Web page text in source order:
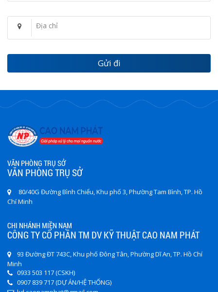
Địa chỉ
VĂN PHÒNG TRỤ SỞ
VĂN PHÒNG TRỤ SỞ
80/40G Đường Bình Chiểu, Khu phố 3, Phường Tam Bình, TP. Hồ
Chí Minh
CHI NHÁNH MIỀN NAM
CÔNG TY CỔ PHẦN TM DV KỸ THUẬT CAO NAM PHÁT
93 Đường ĐT 743C, Khu phố Đông Tân, Phường Dĩ An, TP. Hồ Chí
Minh
0933 503 117 (CSKH)
0907 839 717 (DỰ ÁN/HỆ THỐNG)